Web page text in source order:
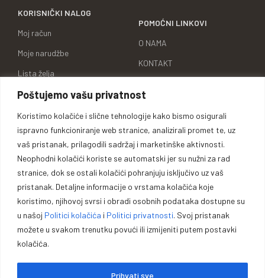
Poštujemo vašu privatnost
Koristimo kolačiće i slične tehnologije kako bismo osigurali
ispravno funkcioniranje web stranice, analizirali promet te, uz
vaš pristanak, prilagodili sadržaj i marketinške aktivnosti.
Neophodni kolačići koriste se automatski jer su nužni za rad
stranice, dok se ostali kolačići pohranjuju isključivo uz vaš
pristanak. Detaljne informacije o vrstama kolačića koje
koristimo, njihovoj svrsi i obradi osobnih podataka dostupne su
u našoj Politici kolačića i Politici privatnosti. Svoj pristanak
možete u svakom trenutku povući ili izmijeniti putem postavki
kolačića.
Prihvati sve
KORISNIČKI NALOG
Moj račun
Moje narudžbe
Lista želja
Uporedi proizvode
Adrese za dostavu
Detalji računa
POMOĆNI LINKOVI
O NAMA
KONTAKT
ID BROJ
Oprema za lovce, sportiste,
profesionalce i entuzijaste.
našoj ponudi pronaći ćete pouzdano oružje, municiju i prateću